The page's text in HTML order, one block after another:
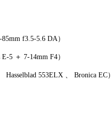
f3.5-5.6 DA）
5 ＋ 7-14mm F4）
553ELX 、 Bronica EC）